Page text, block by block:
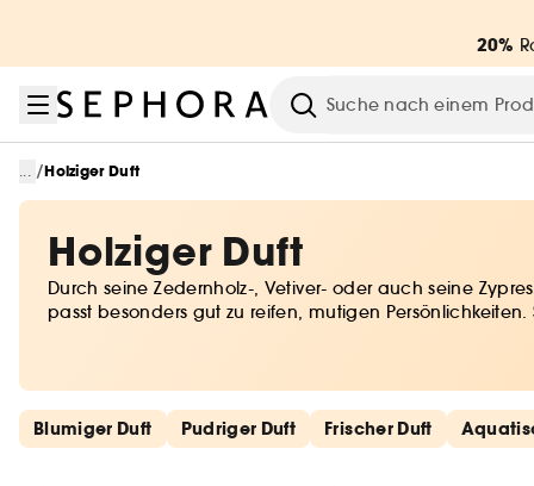
20%
Suche
... /Holziger Duft
Holziger Duft
Durch seine Zedernholz-, Vetiver- oder auch seine
passt besonders gut zu reifen, mutigen
Schnelllinks überspringen
Blumiger Duft Pudriger Duft Frischer Duft